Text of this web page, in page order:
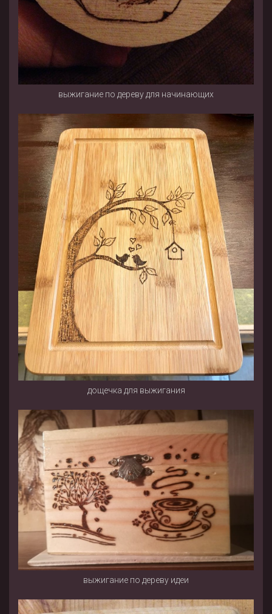
выжигание по дереву для начинающих
дощечка для выжигания
выжигание по дереву идеи